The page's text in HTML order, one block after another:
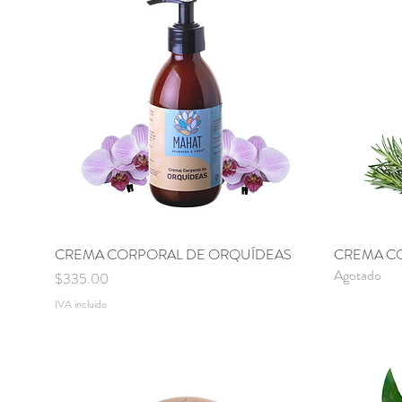
Vista rápida
CREMA CORPORAL DE ORQUÍDEAS
Precio
$335.00
IVA incluido
CREMA
Agotado